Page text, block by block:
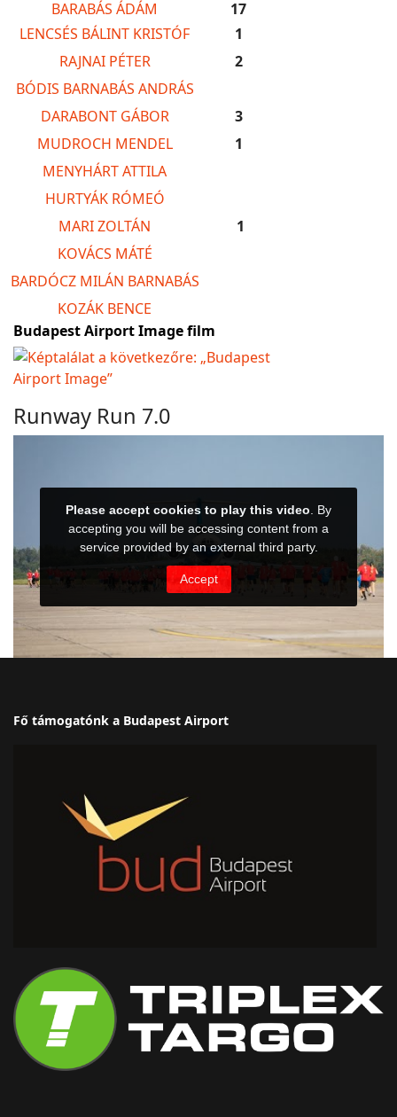
BARABÁS ÁDÁM
17
LENCSÉS BÁLINT KRISTÓF
1
RAJNAI PÉTER
2
BÓDIS BARNABÁS ANDRÁS
DARABONT GÁBOR
3
MUDROCH MENDEL
1
MENYHÁRT ATTILA
HURTYÁK RÓMEÓ
MARI ZOLTÁN
1
KOVÁCS MÁTÉ
BARDÓCZ MILÁN BARNABÁS
KOZÁK BENCE
Budapest Airport Image film
Runway Run 7.0
Fő támogatónk a Budapest Airport